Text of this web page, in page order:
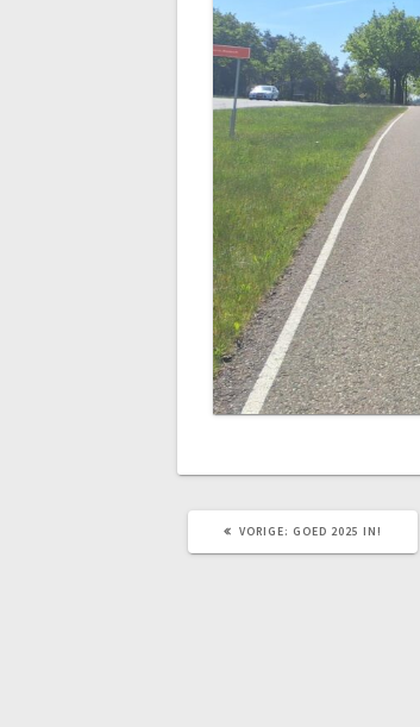
VORIGE: VORIG
GOED 2025 IN!